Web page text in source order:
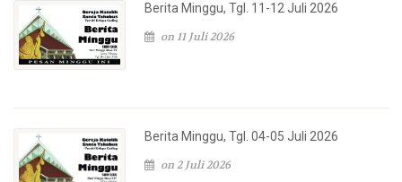
Berita Minggu, Tgl. 11-12 Juli 2026
on 11 Juli 2026
Berita Minggu, Tgl. 04-05 Juli 2026
on 2 Juli 2026